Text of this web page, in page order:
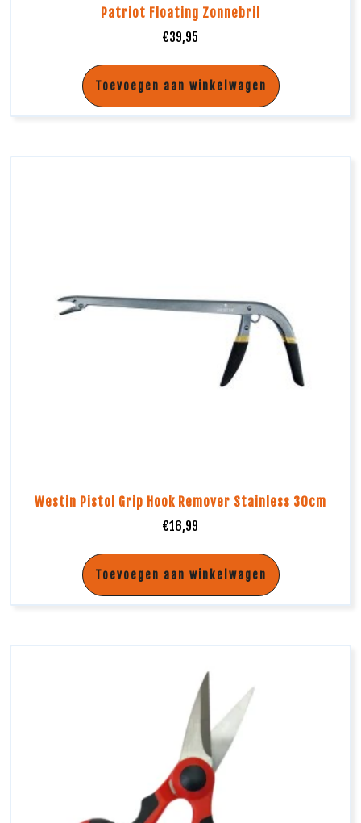
Patriot Floating Zonnebril
€39,95
Toevoegen aan winkelwagen
Westin Pistol Grip Hook Remover Stainless 30cm
€16,99
Toevoegen aan winkelwagen